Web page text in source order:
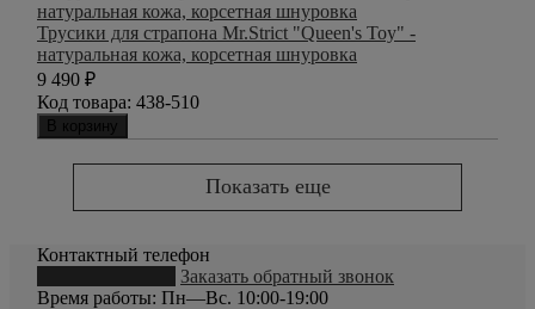
Трусики для страпона Mr.Strict "Queen's Toy" -
натуральная кожа, корсетная шнуровка
9 490 ₽
Код товара: 438-510
В корзину
Показать еще
Контактный телефон
Заказать обратный звонок
Время работы: Пн—Вс. 10:00-19:00